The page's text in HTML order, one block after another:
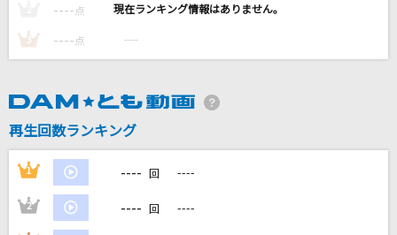
夜に傷ついて
アン・ルイス
シド
TEST ME
ちゃんみな
ガツガツ!!
---- 点 ----
3 ---- 点 ----
再生回数ランキング
1 ---- 回 ----
2 ---- 回 ----